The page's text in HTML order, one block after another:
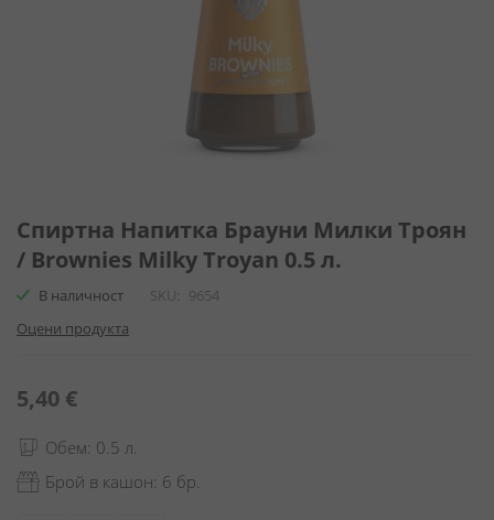
към
началото
на
галерия
снимки
Спиртна Напитка Брауни Милки Троян
/ Brownies Milky Troyan 0.5 л.
В наличност SKU
9654
Оцени продукта
5,40 €
Обем: 0.5 л.
Брой в кашон: 6 бр.